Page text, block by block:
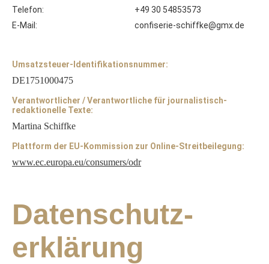
Telefon:
+49 30 54853573
E-Mail:
confiserie-schiffke@gmx.de
Umsatzsteuer-Identifikationsnummer:
DE1751000475
Verantwortlicher / Verantwortliche für journalistisch-
redaktionelle Texte:
Martina Schiffke
Plattform der EU-Kommission zur Online-Streitbeilegung:
www.ec.europa.eu/consumers/odr
Datenschutz­
erklärung